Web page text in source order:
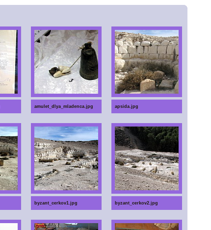
amulet_dlya_mladenca.jpg apsida.jpg
byzant_cerkov1.jpg byzant_cerkov2.jpg